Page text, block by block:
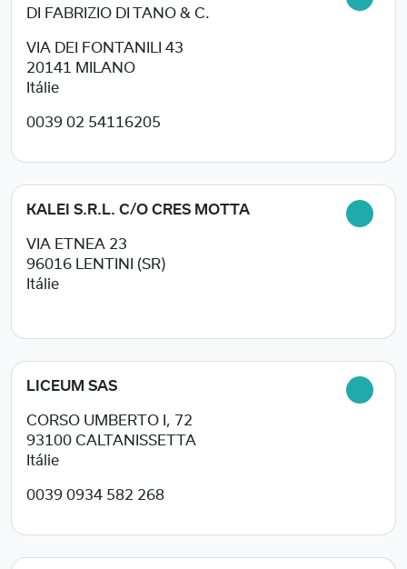
DI FABRIZIO DI TANO & C.
VIA DEI FONTANILI 43
20141
MILANO
Itálie
0039 02 54116205
KALEI S.R.L. C/O CRES MOTTA
VIA ETNEA 23
96016
LENTINI (SR)
Itálie
LICEUM SAS
CORSO UMBERTO I, 72
93100 CALTANISSETTA
Itálie
0039 0934 582 268